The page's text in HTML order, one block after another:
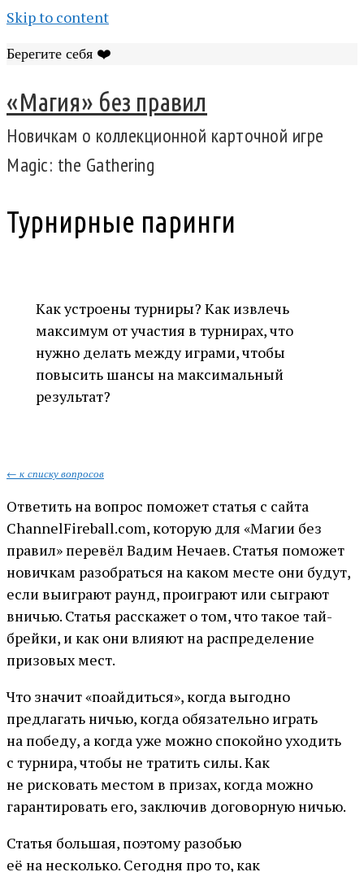
Skip to content
Берегите себя ❤️
«Магия» без правил
Новичкам о коллекционной карточной игре
Magic: the Gathering
Турнирные паринги
Как устроены турниры? Как извлечь
максимум от участия в турнирах, что
нужно делать между играми, чтобы
повысить шансы на максимальный
результат?
← к списку вопросов
Ответить на вопрос поможет статья с сайта
ChannelFireball.com, которую для «Магии без
правил» перевёл Вадим Нечаев. Статья поможет
новичкам разобраться на каком месте они будут,
если выиграют раунд, проиграют или сыграют
вничью. Статья расскажет о том, что такое тай-
брейки, и как они влияют на распределение
призовых мест.
Что значит «поайдиться», когда выгодно
предлагать ничью, когда обязательно играть
на победу, а когда уже можно спокойно уходить
с турнира, чтобы не тратить силы. Как
не рисковать местом в призах, когда можно
гарантировать его, заключив договорную ничью.
Статья большая, поэтому разобью
её на несколько. Сегодня про то, как